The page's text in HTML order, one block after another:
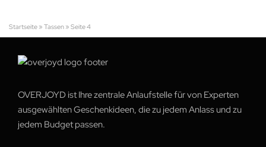
Startseite » Tassen » Seite 4
OVERJOYD ist Ihre zentrale Anlaufstelle für von Experten
ausgewählten Geschenkideen, die zu jedem Anlass und zu
jedem Budget passen.